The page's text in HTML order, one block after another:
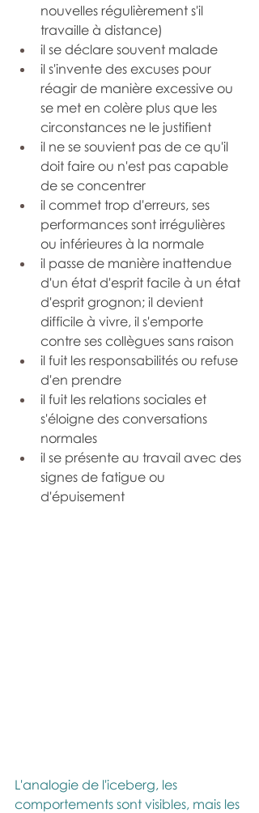
nouvelles régulièrement s'il
travaille à distance)
il se déclare souvent malade
il s'invente des excuses pour
réagir de manière excessive ou
se met en colère plus que les
circonstances ne le justifient
il ne se souvient pas de ce qu'il
doit faire ou n'est pas capable
de se concentrer
il commet trop d'erreurs, ses
performances sont irrégulières
ou inférieures à la normale
il passe de manière inattendue
d'un état d'esprit facile à un état
d'esprit grognon; il devient
difficile à vivre, il s'emporte
contre ses collègues sans raison
il fuit les responsabilités ou refuse
d'en prendre
il fuit les relations sociales et
s'éloigne des conversations
normales
il se présente au travail avec des
signes de fatigue ou
d'épuisement
L'analogie de l'iceberg, les
comportements sont visibles, mais les